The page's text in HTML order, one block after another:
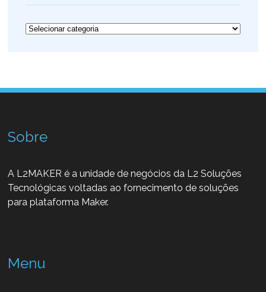
Categorias
Sobre
A L2MAKER é a unidade de negócios da L2 Soluções
Tecnológicas voltadas ao fornecimento de soluções
para plataforma Maker.
Menu